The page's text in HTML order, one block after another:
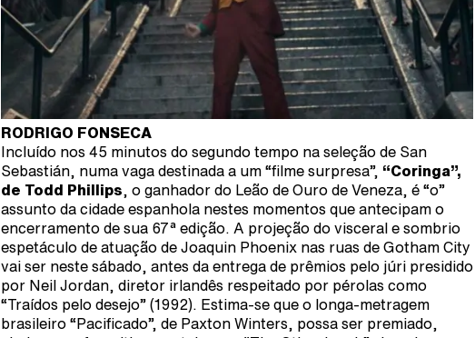
RODRIGO FONSECA
Incluído nos 45 minutos do segundo tempo na seleção de San
Sebastián, numa vaga destinada a um “filme surpresa”, “Coringa”,
de Todd Phillips , o ganhador do Leão de Ouro de Veneza, é “o”
assunto da cidade espanhola nestes momentos que antecipam o
encerramento de sua 67ª edição. A projeção do visceral e sombrio
espetáculo de atuação de Joaquin Phoenix nas ruas de Gotham City
vai ser neste sábado, antes da entrega de prêmios pelo júri presidido
por Neil Jordan, diretor irlandês respeitado por pérolas como
“Traídos pelo desejo” (1992). Estima-se que o longa-metragem
brasileiro “Pacificado”, de Paxton Winters, possa ser premiado,